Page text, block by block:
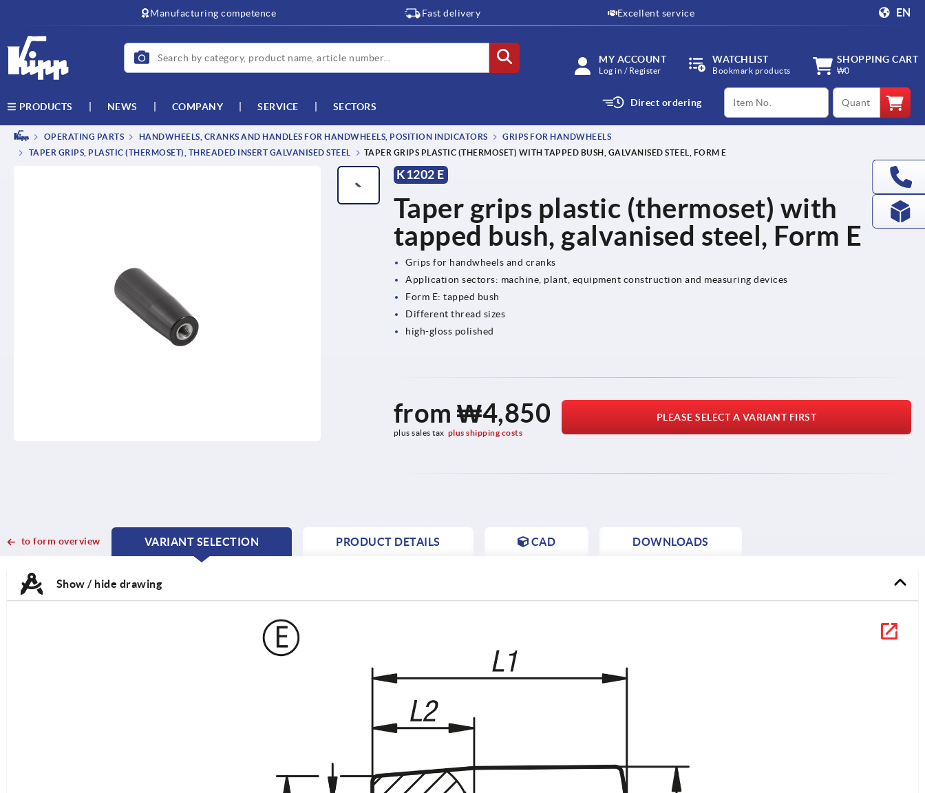
Manufacturing competence Fast delivery Excellent service EN
MY ACCOUNT
Log in / Register
WATCHLIST
Bookmark products
SHOPPING CART
₩0
PRODUCTS NEWS COMPANY SERVICE SECTORS Direct ordering
productCode qty
OPERATING PARTS HANDWHEELS, CRANKS AND HANDLES FOR HANDWHEELS, POSITION INDICATORS
GRIPS FOR HANDWHEELS
TAPER GRIPS, PLASTIC (THERMOSET), THREADED INSERT GALVANISED STEEL
TAPER GRIPS PLASTIC (THERMOSET) WITH TAPPED BUSH, GALVANISED STEEL, FORM E
K1202 E
Taper grips plastic (thermoset) with
tapped bush, galvanised steel, Form E
Grips for handwheels and cranks
Application sectors: machine, plant, equipment construction and measuring devices
Form E: tapped bush
Different thread sizes
high-gloss polished
from₩4,850
plus sales tax plus shipping costs
PLEASE SELECT A VARIANT FIRST
to form overview
VARIANT SELECTION
CURRENT
CURRENT
PRODUCT DETAILS CAD DOWNLOADS
Show / hide drawing